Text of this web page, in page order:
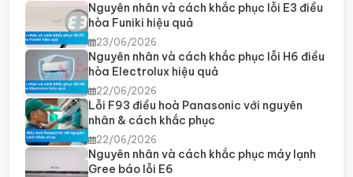
Nguyên nhân và cách khắc phục lỗi E3 điều
hòa Funiki hiệu quả
23/06/2026
Nguyên nhân và cách khắc phục lỗi H6 điều
hòa Electrolux hiệu quả
22/06/2026
Lỗi F93 điều hoà Panasonic với nguyên
nhân & cách khắc phục
22/06/2026
Nguyên nhân và cách khắc phục máy lạnh
Gree báo lỗi E6